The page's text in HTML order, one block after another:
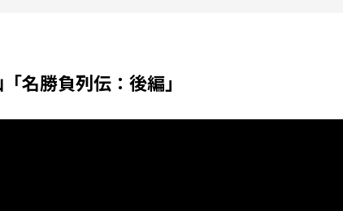
名勝負列伝：後編」